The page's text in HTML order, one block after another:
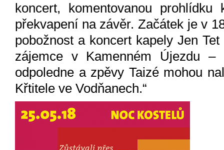
koncert, komentovanou
překvapení na závěr. Začátek je v
pobožnost a koncert kapely Jen
zájemce v Kamenném Újezdu –
odpoledne a zpěvy Taizé mohou
Křtitele ve Vodňanech.“